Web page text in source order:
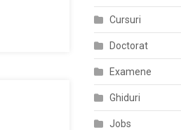
Cursuri
Doctorat
Examene
Ghiduri
Jobs